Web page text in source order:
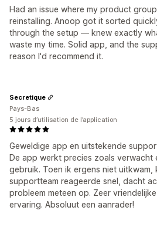
Had an issue where my product
reinstalling. Anoop got it sorted
through the setup — knew exactly
waste my time. Solid app, and the
reason I'd recommend it.
Geweldige app en uitstekende
De app werkt precies zoals verwacht
gebruik. Toen ik ergens niet
supportteam reageerde snel, dacht
probleem meteen op. Zeer
ervaring. Absoluut een aanrader!
Secretique
Pays-Bas
5 jours d’utilisation de l’application